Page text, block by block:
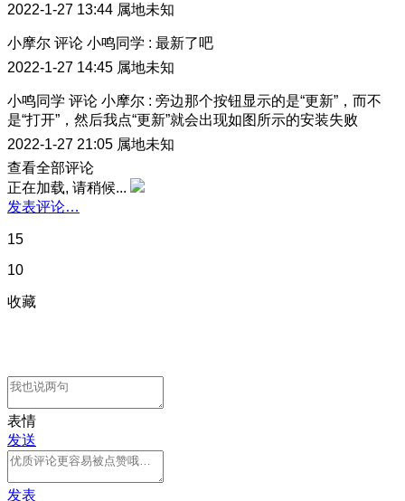
2022-1-27 13:44 属地未知
小摩尔 评论 小鸣同学 : 最新了吧
2022-1-27 14:45 属地未知
小鸣同学 评论 小摩尔 : 旁边那个按钮显示的是“更新”，而不
是“打开”，然后我点“更新”就会出现如图所示的安装失败
2022-1-27 21:05 属地未知
查看全部评论
正在加载, 请稍候...
发表评论…
15
10
收藏
表情
发送
发表